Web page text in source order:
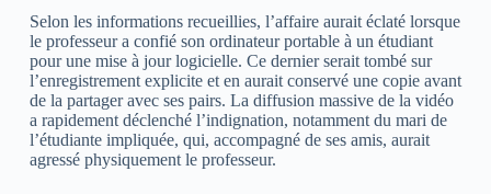
Selon les informations recueillies, l’affaire aurait éclaté lorsque
le professeur a confié son ordinateur portable à un étudiant
pour une mise à jour logicielle. Ce dernier serait tombé sur
l’enregistrement explicite et en aurait conservé une copie avant
de la partager avec ses pairs. La diffusion massive de la vidéo
a rapidement déclenché l’indignation, notamment du mari de
l’étudiante impliquée, qui, accompagné de ses amis, aurait
agressé physiquement le professeur.